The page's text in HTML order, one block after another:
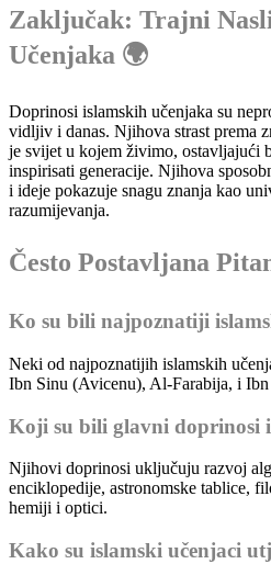
Zaključak: Trajni
Učenjaka 🌍
Doprinosi islamskih učenjaka su
vidljiv i danas. Njihova strast prema
je svijet u kojem živimo, ostavljajući
inspirisati generacije. Njihova
i ideje pokazuje snagu znanja kao
razumijevanja.
Često Postavljana
Ko su bili najpoznatiji
Neki od najpoznatijih islamskih
Ibn Sinu (Avicenu), Al-Farabija, i Ibn
Koji su bili glavni doprinosi
Njihovi doprinosi uključuju razvoj
enciklopedije, astronomske tablice,
hemiji i optici.
Kako su islamski učenjaci